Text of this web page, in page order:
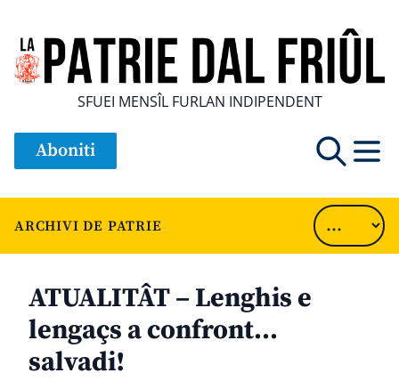
SFUEI MENSÎL FURLAN INDIPENDENT
Aboniti
ARCHIVI DE PATRIE
ATUALITÂT – Lenghis e
lengaçs a confront…
salvadi!